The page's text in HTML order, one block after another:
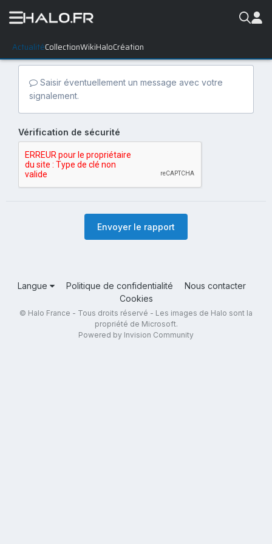
ActualitéCollectionWikiHaloCréation
Saisir éventuellement un message avec votre
signalement.
Vérification de sécurité
Envoyer le rapport
Langue Politique de confidentialité
Nous contacter
Cookies
© Halo France - Tous droits réservé - Les images de Halo sont la
propriété de Microsoft.
Powered by Invision Community